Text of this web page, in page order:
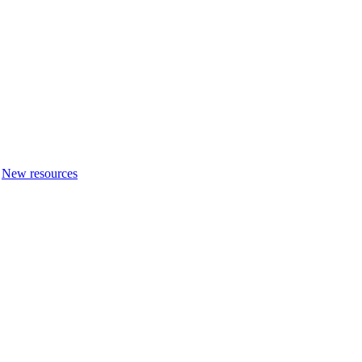
New resources